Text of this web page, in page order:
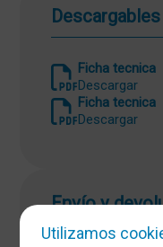
Descargables
Ficha tecnica
Descargar
Ficha tecnica
Descargar
Envío y
Utilizamos